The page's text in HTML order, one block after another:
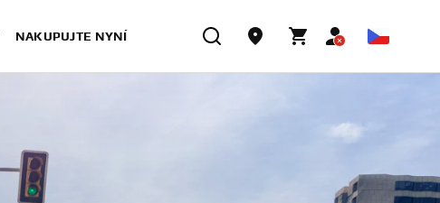
NAKUPUJTE NYNÍ